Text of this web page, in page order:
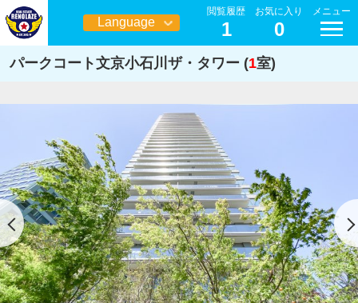
Language
日本語
閲覧履歴
1
お気に入り
0
メニュー
パークコート文京小石川ザ・タワー (1室)